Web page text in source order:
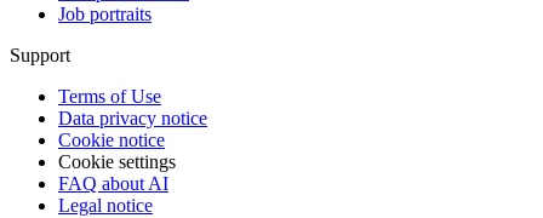
Job portraits
Support
Terms of Use
Data privacy notice
Cookie notice
Cookie settings
FAQ about AI
Legal notice